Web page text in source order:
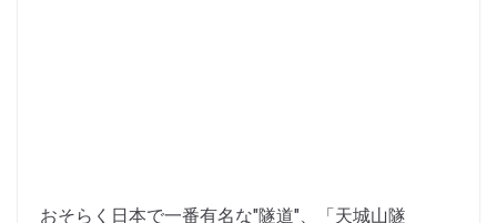
おそらく日本で一番有名な"隧道"、「天城山隧